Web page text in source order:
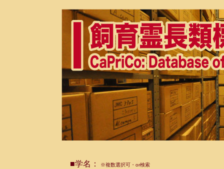
■学名： ※複数選択可・or検索